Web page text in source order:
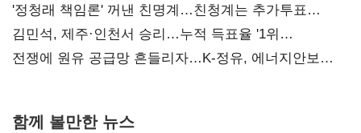
사과부터"
'정청래 책임론' 꺼낸 친명계…친청계는 추가투표
때리기
김민석, 제주·인천서 승리…누적 득표율 '1위
탈환'(종합)
전쟁에 원유 공급망 흔들리자…K-정유, 에너지안보
함께 볼만한 뉴스